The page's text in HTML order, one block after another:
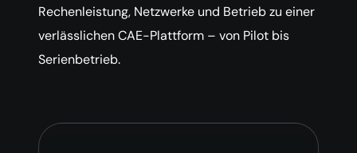
Rechenleistung, Netzwerke und Betrieb zu einer
verlässlichen CAE-Plattform – von Pilot bis
Serienbetrieb.